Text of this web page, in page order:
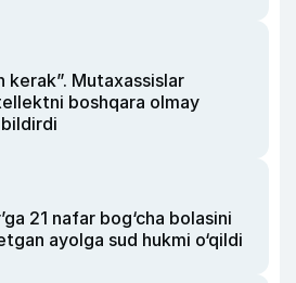
kerak”. Mutaxassislar
boshqara olmay
21 nafar bog‘cha bolasini
ayolga sud hukmi o‘qildi